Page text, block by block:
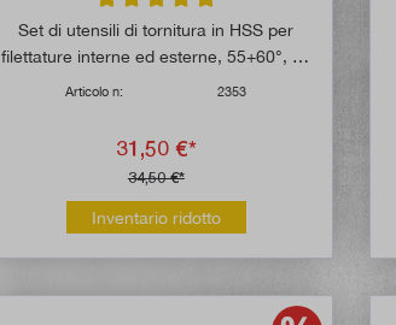
Valutazione media di 5 su 5 stelle
Set di utensili di tornitura in HSS per
filettature interne ed esterne, 55+60°, 12
Articolo n: 2353
31,50 €*
34,50 €*
Inventario ridotto